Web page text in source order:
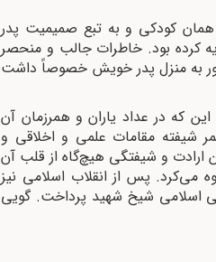
کودکى و به تبع صمیمیت پدر
کرده بود. خاطرات جالب و منحصر
به منزل پدر خویش خصوصاً داشت
که در عداد یاران و همرزمان آن
شیفته مقامات علمى و اخلاقى و
ارادت و شیفتگى هیچ‌گاه از قلب آن
مى‌کرد. پس از انقلاب اسلامى نیز
اسلامى شیخ شهید پرداخت. گویى